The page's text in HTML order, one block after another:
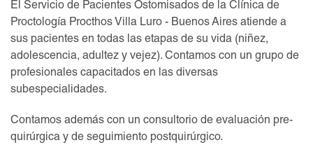
El Servicio de Pacientes Ostomisados de la Clínica de
Proctología Procthos Villa Luro - Buenos Aires atiende a
sus pacientes en todas las etapas de su vida (niñez,
adolescencia, adultez y vejez). Contamos con un grupo de
profesionales capacitados en las diversas
subespecialidades.
Contamos además con un consultorio de evaluación pre-
quirúrgica y de seguimiento postquirúrgico.